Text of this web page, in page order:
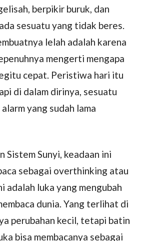
berpikir buruk, dan
sesuatu yang tidak beres.
lelah adalah karena
mengerti mengapa
cepat. Peristiwa hari itu
di dalam dirinya, sesuatu
yang sudah lama
Sistem Sunyi, keadaan ini
sebagai overthinking atau
adalah luka yang mengubah
dunia. Yang terlihat di
perubahan kecil, tetapi batin
bisa membacanya sebagai